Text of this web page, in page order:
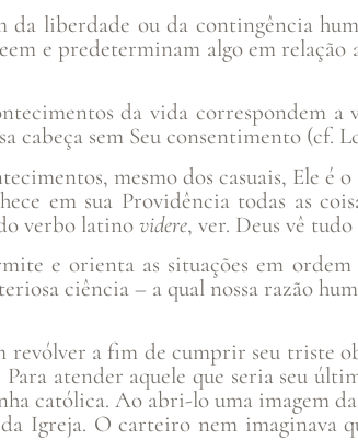
liberdade ou da contingência
e predeterminam algo em relação
da vida correspondem a
sem Seu consentimento (cf.
mesmo dos casuais, Ele é o
em sua Providência todas as
verbo latino videre, ver. Deus vê
e orienta as situações em ordem
ciência – a qual nossa razão
revólver a fim de cumprir seu triste
atender aquele que seria seu
católica. Ao abri-lo uma imagem
Igreja. O carteiro nem imaginava